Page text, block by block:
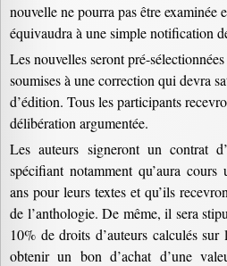
nouvelle ne pourra pas être examinée
équivaudra à une simple notification
Les nouvelles seront pré-
soumises à une correction qui devra
d’édition. Tous les participants
délibération argumentée.
Les auteurs signeront un contrat
spécifiant notamment qu’aura
ans pour leurs textes et qu’ils
de l’anthologie. De même, il sera
10% de droits d’auteurs calculés
obtenir un bon d’achat d’une